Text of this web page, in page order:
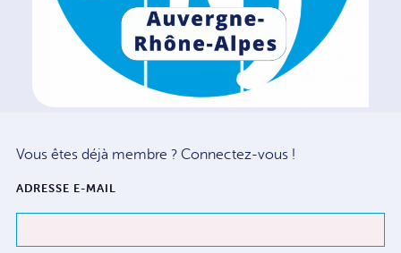
Vous êtes déjà membre ? Connectez-vous !
ADRESSE E-MAIL